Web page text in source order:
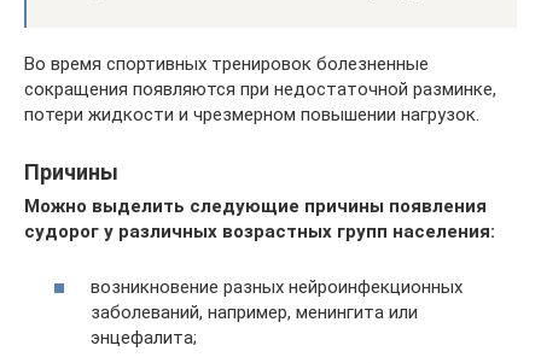
Во время спортивных тренировок болезненные
сокращения появляются при недостаточной разминке,
потери жидкости и чрезмерном повышении нагрузок.
Причины
Можно выделить следующие причины появления
судорог у различных возрастных групп населения:
возникновение разных нейроинфекционных
заболеваний, например, менингита или
энцефалита;